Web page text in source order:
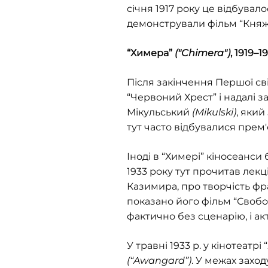
січня 1917 року це
демонстрували фільм
“Химера” ("Chimera"),
Після закінчення Першої
“Червоний Хрест” і надалі
Мікульський (Mikulski), який
тут часто відбувалися
Іноді в “Химері”
1933 року тут прочитав
Казимира, про творчість
показано його фільм
фактично без сценарію, і
У травні 1933 р. у
(“Awangard”). У межах